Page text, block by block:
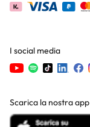
I social media
Scarica la nostra app